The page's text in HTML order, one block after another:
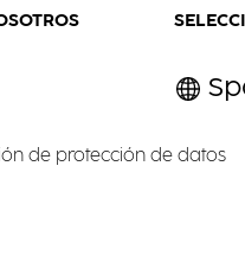
de protección de datos